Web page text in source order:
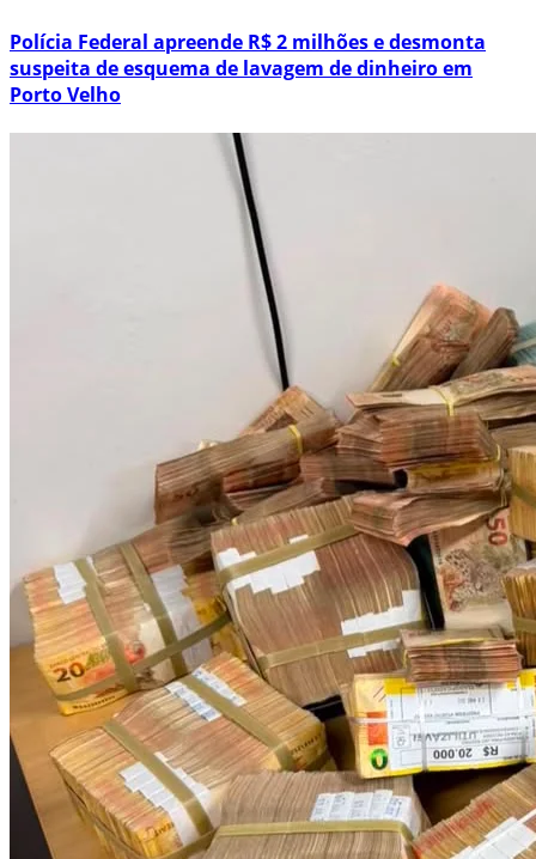
Polícia Federal apreende R$ 2 milhões e desmonta
suspeita de esquema de lavagem de dinheiro em
Porto Velho